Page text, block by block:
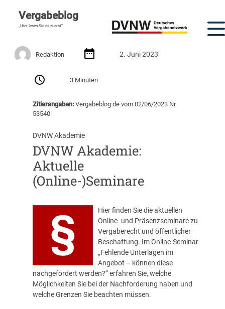
Vergabeblog
„Hier lesen Sie es zuerst“
Redaktion 2. Juni 2023
3 Minuten
Zitierangaben:Vergabeblog.de vom 02/06/2023 Nr.
53540
DVNW Akademie
DVNW Akademie:
Aktuelle
(Online-)Seminare
Hier finden Sie die aktuellen
Online- und Präsenzseminare zu
Vergaberecht und öffentlicher
Beschaffung. Im Online-Seminar
„Fehlende Unterlagen im
Angebot – können diese
nachgefordert werden?“ erfahren Sie, welche
Möglichkeiten Sie bei der Nachforderung haben und
welche Grenzen Sie beachten müssen.